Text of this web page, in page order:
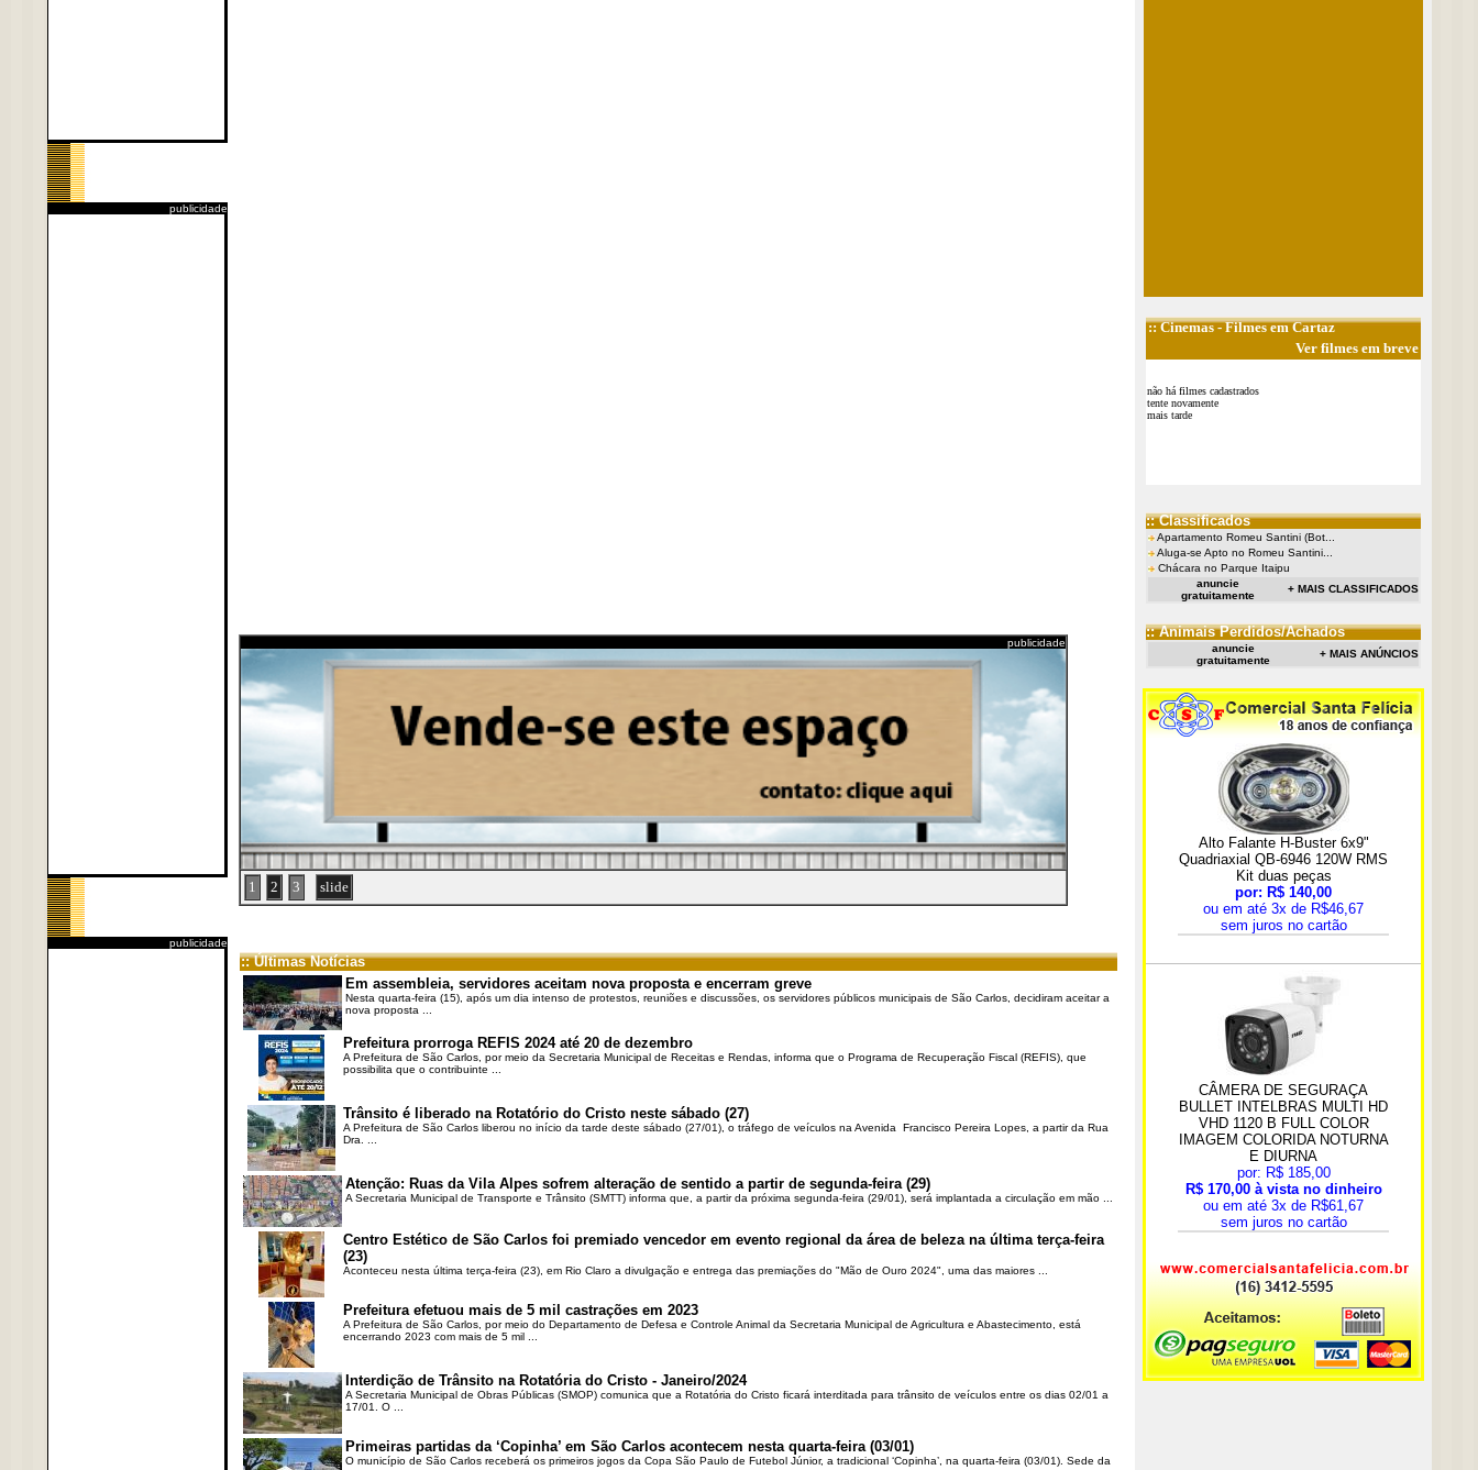
publicidade
publicidade
publicidade
1 2 3 slide
:: Últimas Notícias
Em assembleia, servidores aceitam nova proposta e encerram greve
Nesta quarta-feira (15), após um dia intenso de protestos, reuniões e discussões, os servidores públicos municipais de São Carlos, decidiram aceitar a
nova proposta ...
Prefeitura prorroga REFIS 2024 até 20 de dezembro
A Prefeitura de São Carlos, por meio da Secretaria Municipal de Receitas e Rendas, informa que o Programa de Recuperação Fiscal (REFIS), que
possibilita que o contribuinte ...
Trânsito é liberado na Rotatório do Cristo neste sábado (27)
A Prefeitura de São Carlos liberou no início da tarde deste sábado (27/01), o tráfego de veículos na Avenida Francisco Pereira Lopes, a partir da Rua
Dra. ...
Atenção: Ruas da Vila Alpes sofrem alteração de sentido a partir de segunda-feira (29)
A Secretaria Municipal de Transporte e Trânsito (SMTT) informa que, a partir da próxima segunda-feira (29/01), será implantada a circulação em mão ...
Centro Estético de São Carlos foi premiado vencedor em evento regional da área de beleza na última terça-feira
(23)
Aconteceu nesta última terça-feira (23), em Rio Claro a divulgação e entrega das premiações do "Mão de Ouro 2024", uma das maiores ...
Prefeitura efetuou mais de 5 mil castrações em 2023
A Prefeitura de São Carlos, por meio do Departamento de Defesa e Controle Animal da Secretaria Municipal de Agricultura e Abastecimento, está
encerrando 2023 com mais de 5 mil ...
Interdição de Trânsito na Rotatória do Cristo - Janeiro/2024
A Secretaria Municipal de Obras Públicas (SMOP) comunica que a Rotatória do Cristo ficará interditada para trânsito de veículos entre os dias 02/01 a
17/01. O ...
Primeiras partidas da ‘Copinha’ em São Carlos acontecem nesta quarta-feira (03/01)
O município de São Carlos receberá os primeiros jogos da Copa São Paulo de Futebol Júnior, a tradicional ‘Copinha’, na quarta-feira (03/01). Sede da
::Cinemas- Filmes em Cartaz
Ver filmes em breve
não há filmes cadastrados
tente novamente
mais tarde
:: Classificados
Apartamento Romeu Santini (Bot...
Aluga-se Apto no Romeu Santini...
Chácara no Parque Itaipu
anuncie
gratuitamente
+ MAIS CLASSIFICADOS
:: Animais Perdidos/Achados
anuncie
gratuitamente
+ MAIS ANÚNCIOS